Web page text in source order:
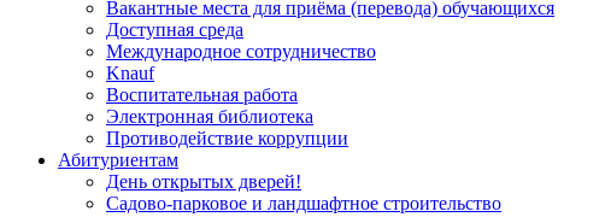
Вакантные места для приёма (перевода) обучающихся
Доступная среда
Международное сотрудничество
Knauf
Воспитательная работа
Электронная библиотека
Противодействие коррупции
Абитуриентам
День открытых дверей!
Садово-парковое и ландшафтное строительство